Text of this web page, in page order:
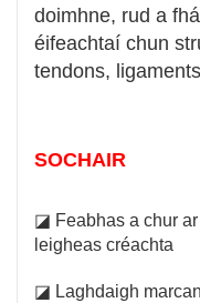
doimhne, rud a
éifeachtaí chun
tendons,
SOCHAIR
◪ Feabhas a chur ar
leigheas créachta
◪ Laghdaigh